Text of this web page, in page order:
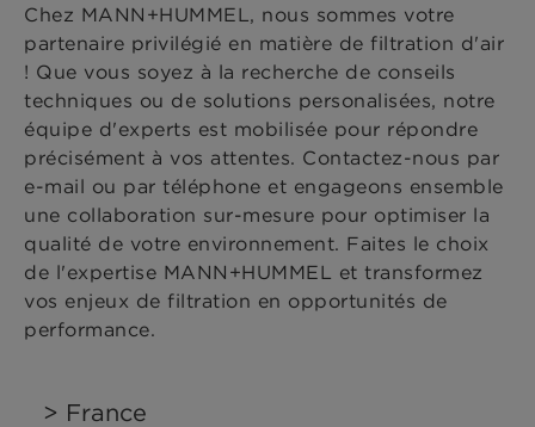
Chez MANN+HUMMEL, nous sommes votre
partenaire privilégié en matière de filtration d'air
! Que vous soyez à la recherche de conseils
techniques ou de solutions personalisées, notre
équipe d'experts est mobilisée pour répondre
précisément à vos attentes. Contactez-nous par
e-mail ou par téléphone et engageons ensemble
une collaboration sur-mesure pour optimiser la
qualité de votre environnement. Faites le choix
de l'expertise MANN+HUMMEL et transformez
vos enjeux de filtration en opportunités de
performance.